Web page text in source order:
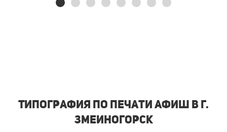
Типография по печати афиш в г.
Змеиногорск